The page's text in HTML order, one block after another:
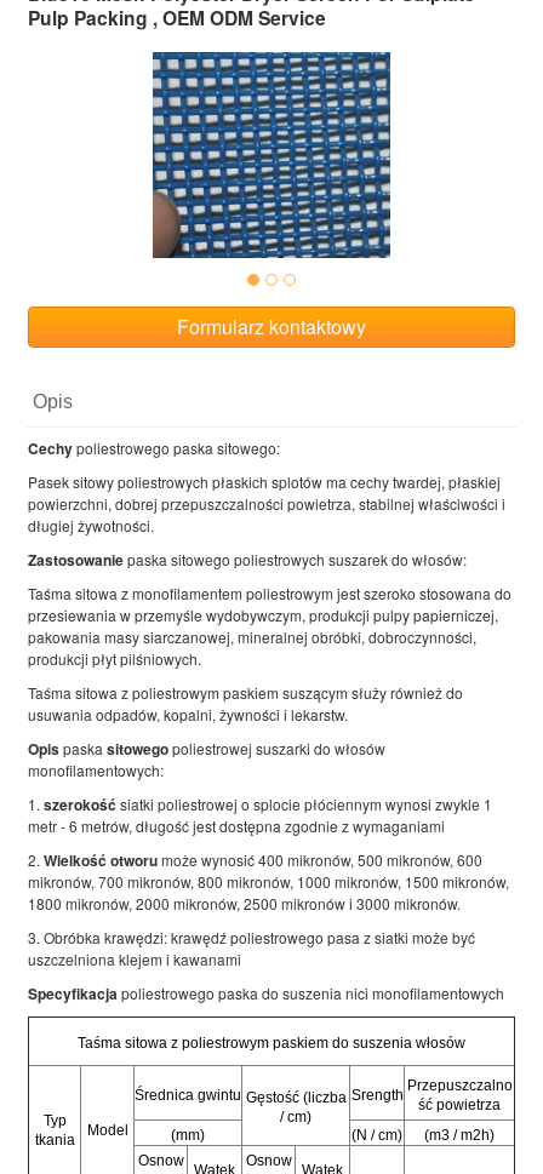
Pulp Packing , OEM ODM Service
Formularz kontaktowy
Opis
Cechypoliestrowego paska sitowego:
Pasek sitowy poliestrowych płaskich splotów ma cechy twardej, płaskiej
powierzchni, dobrej przepuszczalności powietrza, stabilnej właściwości i
długiej żywotności.
Zastosowaniepaska sitowego poliestrowych suszarek do włosów:
Taśma sitowa z monofilamentem poliestrowym jest szeroko stosowana do
przesiewania w przemyśle wydobywczym, produkcji pulpy papierniczej,
pakowania masy siarczanowej, mineralnej obróbki, dobroczynności,
produkcji płyt pilśniowych.
Taśma sitowa z poliestrowym paskiem suszącym służy również do
usuwania odpadów, kopalni, żywności i lekarstw.
Opispaska sitowegopoliestrowej suszarki do włosów
monofilamentowych:
1. szerokość siatki poliestrowej o splocie płóciennym wynosi zwykle 1
metr - 6 metrów, długość jest dostępna zgodnie z wymaganiami
2. Wielkość otworumoże wynosić 400 mikronów, 500 mikronów, 600
mikronów, 700 mikronów, 800 mikronów, 1000 mikronów, 1500 mikronów,
1800 mikronów, 2000 mikronów, 2500 mikronów i 3000 mikronów.
3. Obróbka krawędzi: krawędź poliestrowego pasa z siatki może być
uszczelniona klejem i kawanami
Specyfikacjapoliestrowego paska do suszenia nici monofilamentowych
Taśma sitowa z poliestrowym paskiem do suszenia włosów
Typ
tkania
Model
Średnica gwintu Gęstość (liczba
/ cm)
Srength
Przepuszczalno
ść powietrza
(mm)
(N / cm)
(m3 / m2h)
Osnow
Wątek
Osnow
Wątek